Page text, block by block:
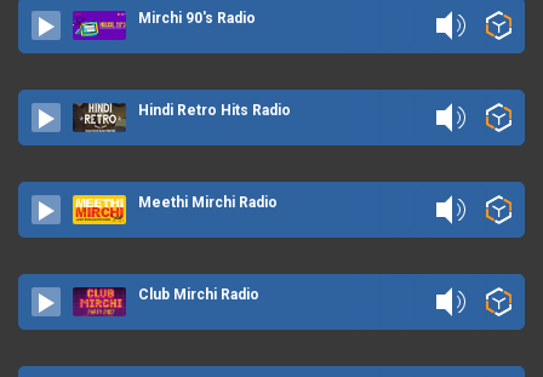
Mirchi 90's Radio
Hindi Retro Hits Radio
Meethi Mirchi Radio
Club Mirchi Radio